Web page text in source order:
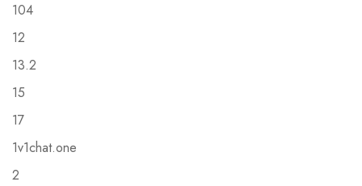
104
12
13.2
15
17
1v1chat.one
2